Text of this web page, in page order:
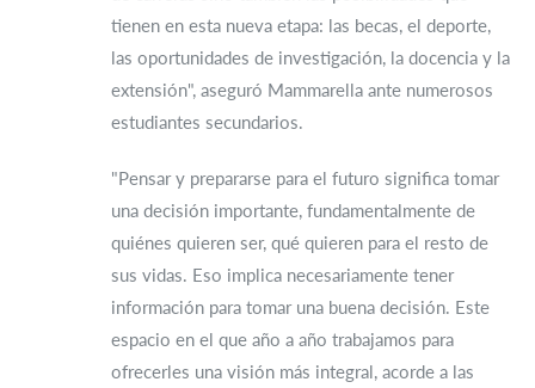
tienen en esta nueva etapa: las becas, el deporte,
las oportunidades de investigación, la docencia y la
extensión", aseguró Mammarella ante numerosos
estudiantes secundarios.
"Pensar y prepararse para el futuro significa tomar
una decisión importante, fundamentalmente de
quiénes quieren ser, qué quieren para el resto de
sus vidas. Eso implica necesariamente tener
información para tomar una buena decisión. Este
espacio en el que año a año trabajamos para
ofrecerles una visión más integral, acorde a las